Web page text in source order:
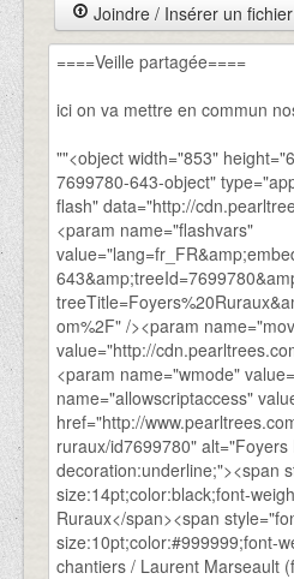
Joindre / Insérer un fichier